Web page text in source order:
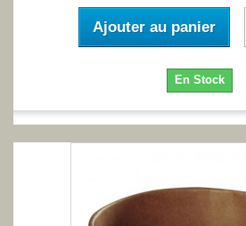
Ajouter au panier
En Stock